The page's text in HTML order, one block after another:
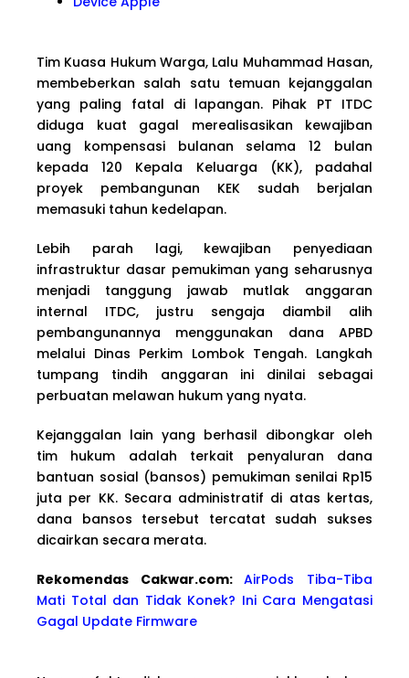
Tim Kuasa Hukum Warga, Lalu Muhammad Hasan,
membeberkan salah satu temuan kejanggalan
yang paling fatal di lapangan. Pihak PT ITDC
diduga kuat gagal merealisasikan kewajiban
uang kompensasi bulanan selama 12 bulan
kepada 120 Kepala Keluarga (KK), padahal
proyek pembangunan KEK sudah berjalan
memasuki tahun kedelapan.
Lebih parah lagi, kewajiban penyediaan
infrastruktur dasar pemukiman yang seharusnya
menjadi tanggung jawab mutlak anggaran
internal ITDC, justru sengaja diambil alih
pembangunannya menggunakan dana APBD
melalui Dinas Perkim Lombok Tengah. Langkah
tumpang tindih anggaran ini dinilai sebagai
perbuatan melawan hukum yang nyata.
Kejanggalan lain yang berhasil dibongkar oleh
tim hukum adalah terkait penyaluran dana
bantuan sosial (bansos) pemukiman senilai Rp15
juta per KK. Secara administratif di atas kertas,
dana bansos tersebut tercatat sudah sukses
dicairkan secara merata.
Rekomendas Cakwar.com:AirPods Tiba-Tiba
Mati Total dan Tidak Konek? Ini Cara Mengatasi
Gagal Update Firmware